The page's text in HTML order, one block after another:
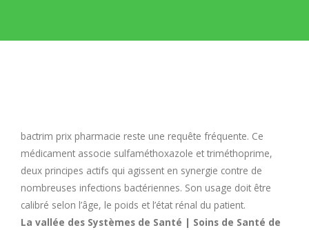
H
I
J
bactrim prix pharmacie reste une requête fréquente. Ce
médicament associe sulfaméthoxazole et triméthoprime,
deux principes actifs qui agissent en synergie contre de
nombreuses infections bactériennes. Son usage doit être
calibré selon l’âge, le poids et l’état rénal du patient.
La vallée des Systèmes de Santé | Soins de Santé de